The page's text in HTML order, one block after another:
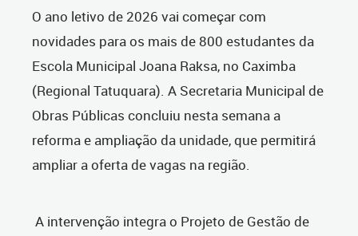
O ano letivo de 2026 vai começar com
novidades para os mais de 800 estudantes da
Escola Municipal Joana Raksa, no Caximba
(Regional Tatuquara). A Secretaria Municipal de
Obras Públicas concluiu nesta semana a
reforma e ampliação da unidade, que permitirá
ampliar a oferta de vagas na região.
A intervenção integra o Projeto de Gestão de